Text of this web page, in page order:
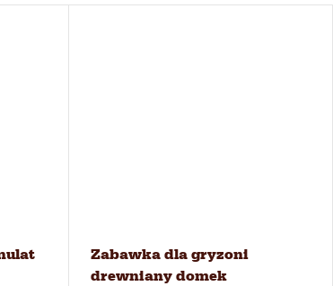
Zabawka dla gryzoni
drewniany domek